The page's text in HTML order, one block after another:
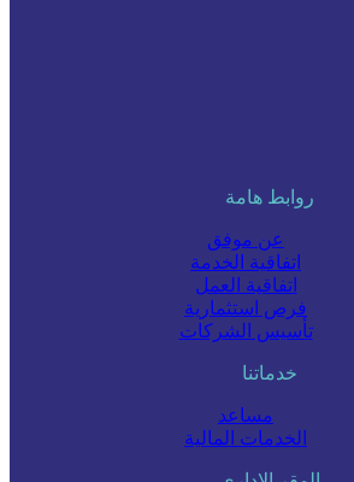
روابط هامة
عن موفق
اتفاقية الخدمة
اتفاقية العمل
فرص استثمارية
تأسيس الشركات
خدماتنا
مساعد
الخدمات المالية